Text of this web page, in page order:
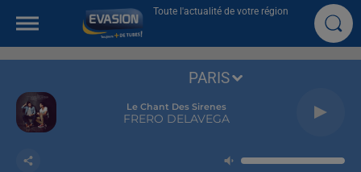
Toute l'actualité de votre région
Le Chant Des Sirenes
FRERO DELAVEGA
PARIS